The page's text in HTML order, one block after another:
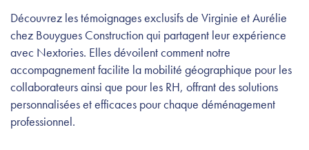
Découvrez les témoignages exclusifs de Virginie et Aurélie
chez Bouygues Construction qui partagent leur expérience
avec Nextories. Elles dévoilent comment notre
accompagnement facilite la mobilité géographique pour les
collaborateurs ainsi que pour les RH, offrant des solutions
personnalisées et efficaces pour chaque déménagement
professionnel.